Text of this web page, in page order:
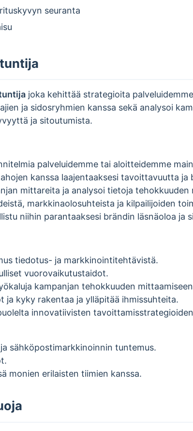
seuranta
joka kehittää strategioita
ja sidosryhmien kanssa sekä analysoi
ja sitoutumista.
palveluidemme tai aloitteidemme
kanssa laajentaaksesi tavoittavuutta
mittareita ja analysoi tietoja tehokkuuden
markkinaolosuhteista ja kilpailijoiden
niihin parantaaksesi brändin läsnäoloa ja
tiedotus- ja markkinointitehtävistä.
vuorovaikutustaidot.
kampanjan tehokkuuden mittaamiseen
ja kyky rakentaa ja ylläpitää ihmissuhteita.
innovatiivisten
sähköpostimarkkinoinnin tuntemus.
monien erilaisten tiimien kanssa.